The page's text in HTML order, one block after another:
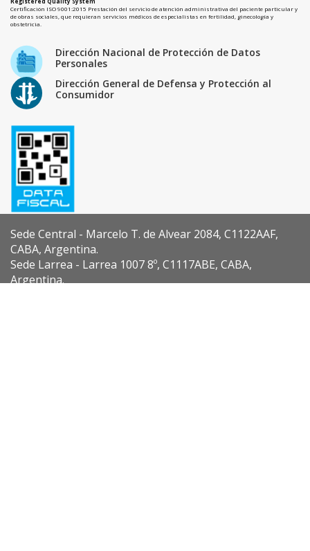
Certificación ISO 9001:2015 Prestación del servicio de atención administrativa del paciente particular y
de obras sociales, que requieran servicios médicos de especialistas en fertilidad, ginecología y
obstetricia.
Dirección Nacional de Protección de Datos
Personales
Dirección General de Defensa y Protección al
Consumidor
Sede Central - Marcelo T. de Alvear 2084, C1122AAF,
CABA, Argentina.
Sede Larrea - Larrea 1007 8º, C1117ABE, CABA,
Argentina.